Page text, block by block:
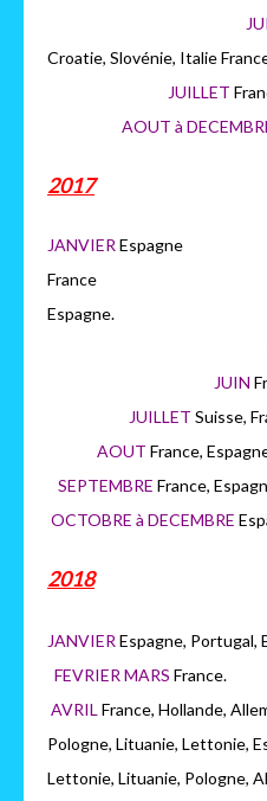
Croatie,
JUILLET
AOUT à
2017
JANVIER
JUIN
JUILLET
AOUT France,
SEPTEMBRE
OCTOBRE à DECEMBRE
2018
JANVIER Espagne,
FEVRIER MARS
AVRIL France, Hollande,
Pologne, Lituanie,
Lettonie, Lituanie,